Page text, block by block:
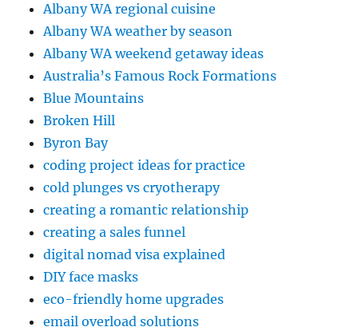
Albany WA regional cuisine
Albany WA weather by season
Albany WA weekend getaway ideas
Australia’s Famous Rock Formations
Blue Mountains
Broken Hill
Byron Bay
coding project ideas for practice
cold plunges vs cryotherapy
creating a romantic relationship
creating a sales funnel
digital nomad visa explained
DIY face masks
eco-friendly home upgrades
email overload solutions